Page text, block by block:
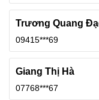
Trương Quang
09415***69
Giang Thị Hà
07768***67